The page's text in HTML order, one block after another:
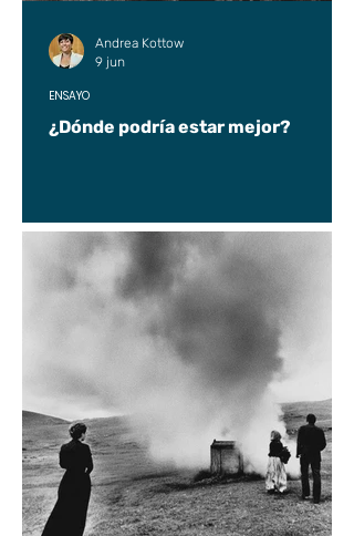
¿Dónde podría estar mejor?
ENSAYO
Andrea Kottow
9 jun